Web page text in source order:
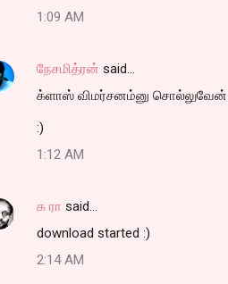
1:09 AM
நேசமித்ரன் said…
க்ளாஸ் விமர்சனம்னு சொல்லுவேன்
:)
1:12 AM
க ரா said…
download started :)
2:14 AM